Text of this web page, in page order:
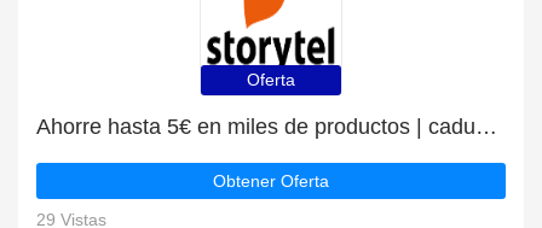
Oferta
Ahorre hasta 5€ en miles de productos | caduca pronto
Obtener Oferta
29 Vistas